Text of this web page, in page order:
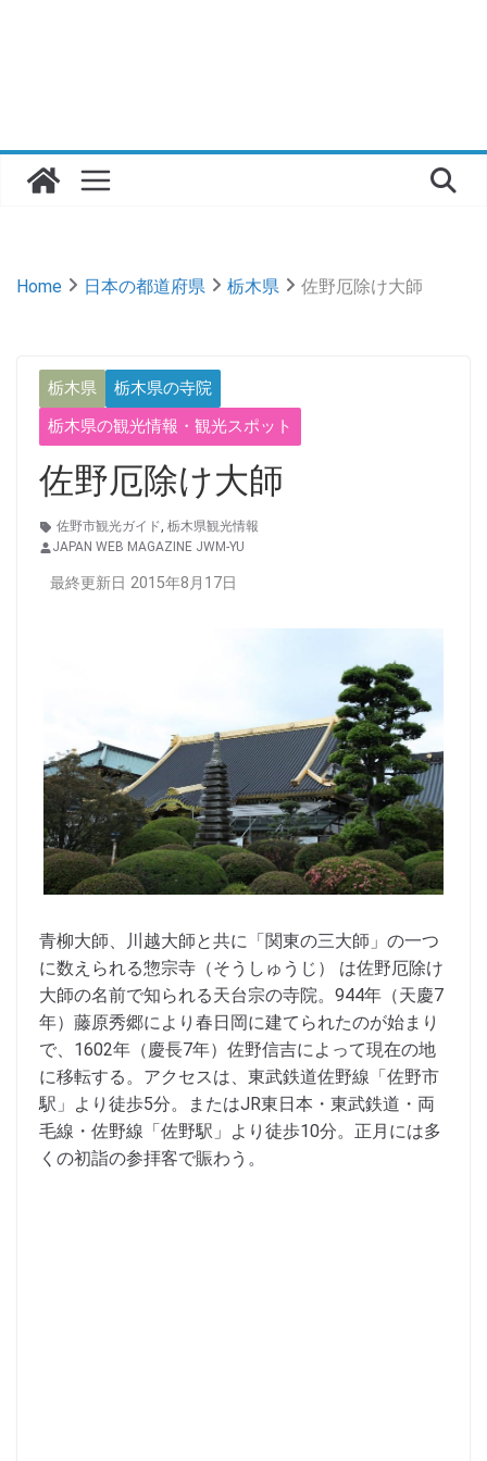
Home 日本の都道府県 栃木県 佐野厄除け大師
栃木県
栃木県の寺院
栃木県の観光情報・観光スポット
佐野厄除け大師
佐野市観光ガイド, 栃木県観光情報
JAPAN WEB MAGAZINE JWM-YU
最終更新日 2015年8月17日
青柳大師、川越大師と共に「関東の三大師」の一つ
に数えられる惣宗寺（そうしゅうじ） は佐野厄除け
大師の名前で知られる天台宗の寺院。944年（天慶7
年）藤原秀郷により春日岡に建てられたのが始まり
で、1602年（慶長7年）佐野信吉によって現在の地
に移転する。アクセスは、東武鉄道佐野線「佐野市
駅」より徒歩5分。またはJR東日本・東武鉄道・両
毛線・佐野線「佐野駅」より徒歩10分。正月には多
くの初詣の参拝客で賑わう。